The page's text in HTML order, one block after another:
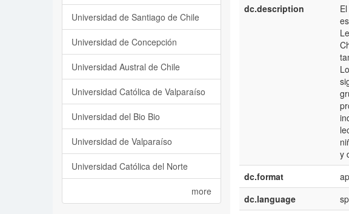
dc.description
y
dc.format
dc.language
Universidad de Santiago de Chile
Universidad de Concepción
Universidad Austral de Chile
Universidad Católica de Valparaíso
Universidad del Bio Bio
Universidad de Valparaíso
Universidad Católica del Norte
more